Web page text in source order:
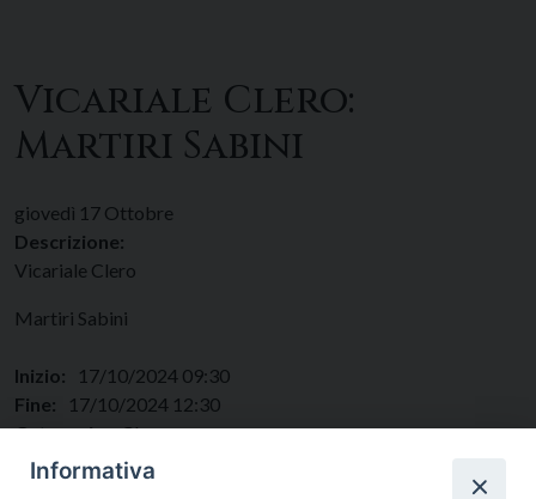
Vicariale Clero:
Martiri Sabini
giovedì 17 Ottobre
Descrizione:
Vicariale Clero
Martiri Sabini
Inizio:
17/10/2024 09:30
Fine:
17/10/2024 12:30
Categorie: Clero
Regione: Lazio
Informativa